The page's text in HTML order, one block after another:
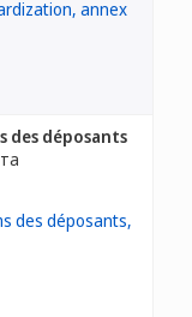
des déposants